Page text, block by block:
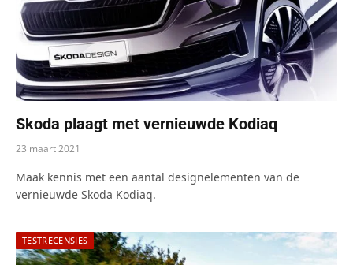
Skoda plaagt met vernieuwde Kodiaq
23 maart 2021
Maak kennis met een aantal designelementen van de
vernieuwde Skoda Kodiaq.
TESTRECENSIES